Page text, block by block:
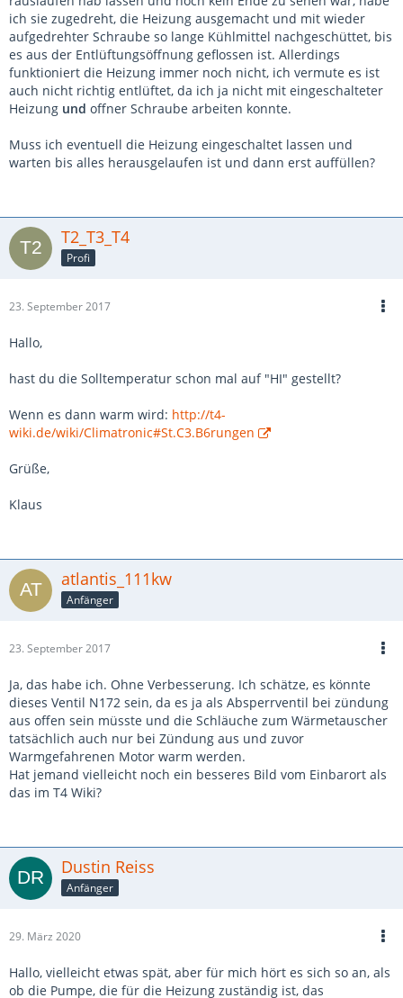
ich sie zugedreht, die Heizung ausgemacht und mit wieder
aufgedrehter Schraube so lange Kühlmittel nachgeschüttet, bis
es aus der Entlüftungsöffnung geflossen ist. Allerdings
funktioniert die Heizung immer noch nicht, ich vermute es ist
auch nicht richtig entlüftet, da ich ja nicht mit eingeschalteter
Heizung und offner Schraube arbeiten konnte.
Muss ich eventuell die Heizung eingeschaltet lassen und
warten bis alles herausgelaufen ist und dann erst auffüllen?
T2_T3_T4
Profi
23. September 2017
Hallo,
hast du die Solltemperatur schon mal auf "HI" gestellt?
Wenn es dann warm wird: http://t4-
wiki.de/wiki/Climatronic#St.C3.B6rungen
Grüße,
Klaus
atlantis_111kw
Anfänger
23. September 2017
Ja, das habe ich. Ohne Verbesserung. Ich schätze, es könnte
dieses Ventil N172 sein, da es ja als Absperrventil bei zündung
aus offen sein müsste und die Schläuche zum Wärmetauscher
tatsächlich auch nur bei Zündung aus und zuvor
Warmgefahrenen Motor warm werden.
Hat jemand vielleicht noch ein besseres Bild vom Einbarort als
das im T4 Wiki?
Dustin Reiss
Anfänger
29. März 2020
Hallo, vielleicht etwas spät, aber für mich hört es sich so an, als
ob die Pumpe, die für die Heizung zuständig ist, das